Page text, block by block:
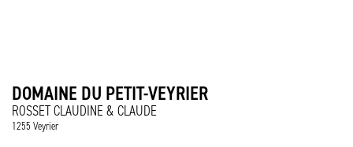
DOMAINE DU PETIT-VEYRIER
ROSSET CLAUDINE & CLAUDE
1255 Veyrier